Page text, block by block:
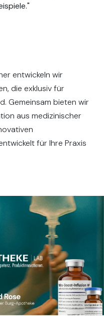
entwickeln wir
die exklusiv für
Gemeinsam bieten wir
aus medizinischer
für Ihre Praxis